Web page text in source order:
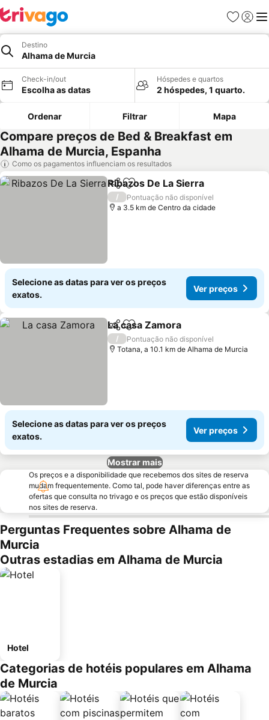
Favoritos
Iniciar
Destino
Alhama de Murcia
Check-in/out
Escolha as datas
Hóspedes e quartos
2 hóspedes, 1 quarto.
Ordenar Filtrar Mapa
Compare preços de Bed & Breakfast em
Alhama de Murcia, Espanha
Como os pagamentos influenciam os resultados
PartilharAdicionar aos favoritos
Ribazos De La Sierra
/
Pontuação não disponível
a 3.5 km de Centro da cidade
Selecione as datas para ver os preços
exatos.
Ver preços
PartilharAdicionar aos favoritos
La casa Zamora
/
Pontuação não disponível
Totana, a 10.1 km de Alhama de Murcia
Selecione as datas para ver os preços
exatos.
Ver preços
Mostrar mais
Os preços e a disponibilidade que recebemos dos sites de reserva
mudam frequentemente. Como tal, pode haver diferenças entre as
ofertas que consulta no trivago e os preços que estão disponíveis
nos sites de reserva.
Perguntas Frequentes sobre Alhama de
Murcia
Outras estadias em Alhama de Murcia
Hotel
Categorias de hotéis populares em Alhama
de Murcia